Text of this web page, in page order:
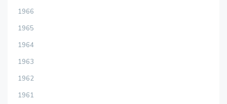
1966
1965
1964
1963
1962
1961